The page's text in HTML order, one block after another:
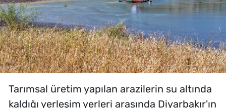
Tarımsal üretim yapılan arazilerin su altında
kaldığı yerleşim yerleri arasında Diyarbakır'ın